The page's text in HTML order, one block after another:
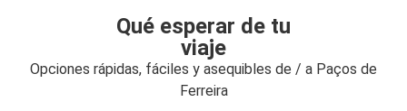
Qué esperar de tu
viaje
Opciones rápidas, fáciles y asequibles de / a Paços de
Ferreira